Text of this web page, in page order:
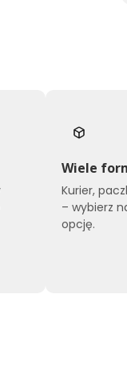
Wiele
Kurier,
– wybierz
opcję.